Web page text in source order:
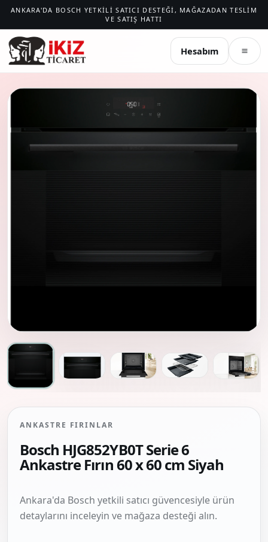
ANKARA'DA BOSCH YETKILI SATICI DESTEĞI, MAĞAZADAN TESLIM
VE SATIŞ HATTI
İKIZ TICARET
Hesabım
ANKASTRE FIRINLAR
Bosch HJG852YB0T Serie 6
Ankastre Fırın 60 x 60 cm Siyah
Ankara'da Bosch yetkili satıcı güvencesiyle ürün
detaylarını inceleyin ve mağaza desteği alın.